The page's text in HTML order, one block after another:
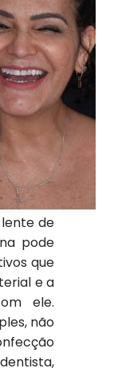
de
pode
que
e a
ele.
não